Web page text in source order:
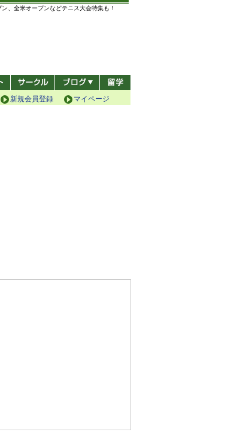
、全米オープンなどテニス大会特集も！
マイページ
新規会員登録